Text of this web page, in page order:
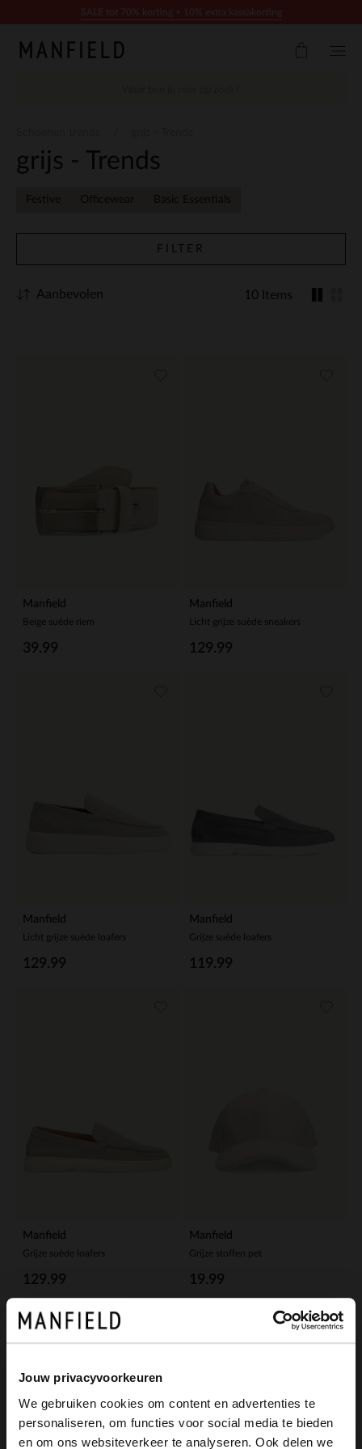
Jouw privacyvoorkeuren
We gebruiken cookies om content en advertenties te
personaliseren, om functies voor social media te bieden
en om ons websiteverkeer te analyseren. Ook delen we
grijs - Trends
Festive Officewear Basic Essentials
FILTER
10 Items
Aanbevolen
Manfield
Beige suède riem
39.99
Manfield
Licht grijze suède sneakers
129.99
Manfield
Licht grijze suède loafers
129.99
Manfield
Grijze suède loafers
119.99
Manfield
Grijze suède loafers
129.99
Manfield
Grijze stoffen pet
19.99
-30%
×